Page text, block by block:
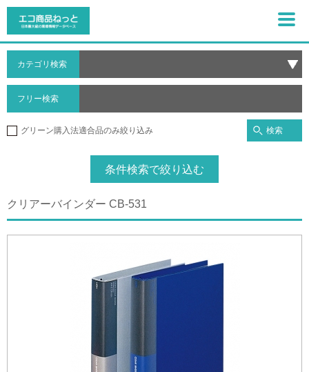
カテゴリ検索
フリー検索
グリーン購入法適合品のみ絞り込み 検索
条件検索で絞り込む
クリアーバインダー CB-531